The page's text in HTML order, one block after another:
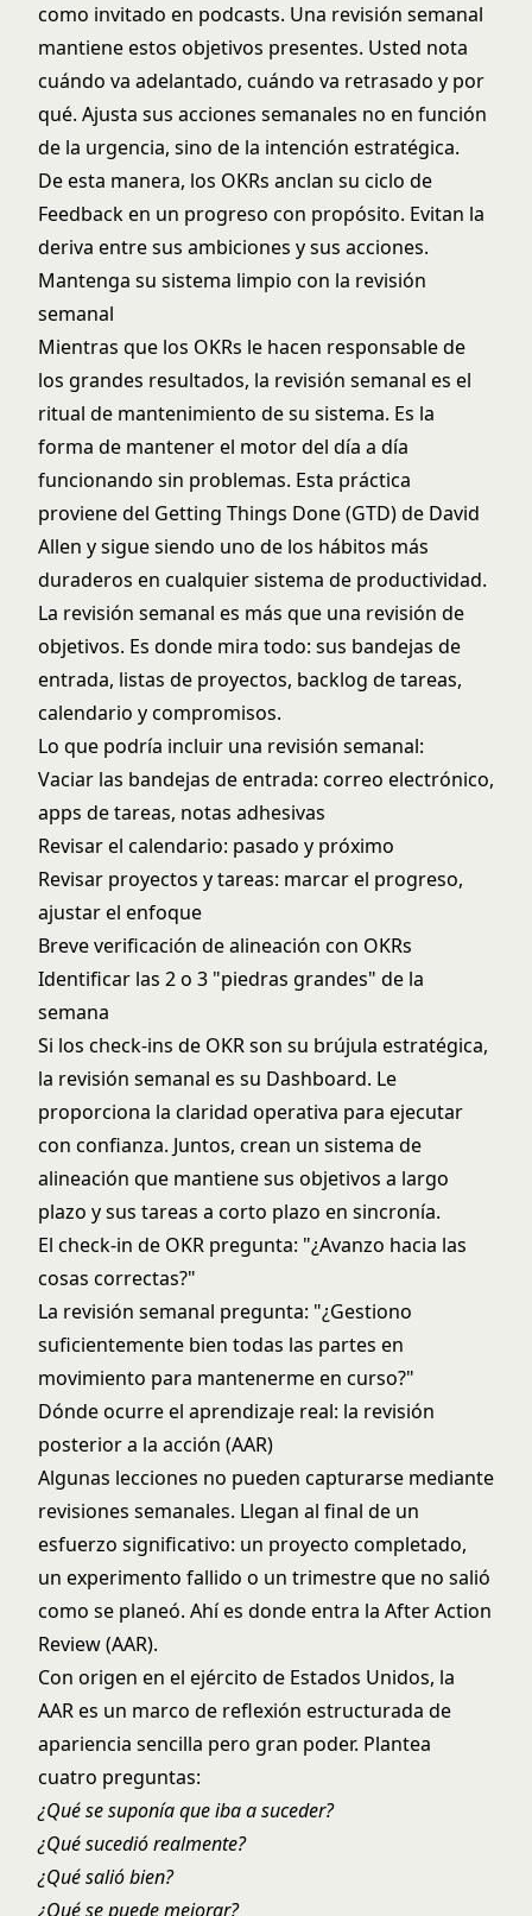
como invitado en podcasts. Una revisión semanal
mantiene estos objetivos presentes. Usted nota
cuándo va adelantado, cuándo va retrasado y por
qué. Ajusta sus acciones semanales no en función
de la urgencia, sino de la intención estratégica.
De esta manera, los OKRs anclan su ciclo de
Feedback en un progreso con propósito. Evitan la
deriva entre sus ambiciones y sus acciones.
Mantenga su sistema limpio con la revisión
semanal
Mientras que los OKRs le hacen responsable de
los grandes resultados, la revisión semanal es el
ritual de mantenimiento de su sistema. Es la
forma de mantener el motor del día a día
funcionando sin problemas. Esta práctica
proviene del Getting Things Done (GTD) de David
Allen y sigue siendo uno de los hábitos más
duraderos en cualquier sistema de productividad.
La revisión semanal es más que una revisión de
objetivos. Es donde mira todo: sus bandejas de
entrada, listas de proyectos, backlog de tareas,
calendario y compromisos.
Lo que podría incluir una revisión semanal:
Vaciar las bandejas de entrada: correo electrónico,
apps de tareas, notas adhesivas
Revisar el calendario: pasado y próximo
Revisar proyectos y tareas: marcar el progreso,
ajustar el enfoque
Breve verificación de alineación con OKRs
Identificar las 2 o 3 "piedras grandes" de la
semana
Si los check-ins de OKR son su brújula estratégica,
la revisión semanal es su Dashboard. Le
proporciona la claridad operativa para ejecutar
con confianza. Juntos, crean un sistema de
alineación que mantiene sus objetivos a largo
plazo y sus tareas a corto plazo en sincronía.
El check-in de OKR pregunta: "¿Avanzo hacia las
cosas correctas?"
La revisión semanal pregunta: "¿Gestiono
suficientemente bien todas las partes en
movimiento para mantenerme en curso?"
Dónde ocurre el aprendizaje real: la revisión
posterior a la acción (AAR)
Algunas lecciones no pueden capturarse mediante
revisiones semanales. Llegan al final de un
esfuerzo significativo: un proyecto completado,
un experimento fallido o un trimestre que no salió
como se planeó. Ahí es donde entra la After Action
Review (AAR).
Con origen en el ejército de Estados Unidos, la
AAR es un marco de reflexión estructurada de
apariencia sencilla pero gran poder. Plantea
cuatro preguntas:
¿Qué se suponía que iba a suceder?
¿Qué sucedió realmente?
¿Qué salió bien?
¿Qué se puede mejorar?